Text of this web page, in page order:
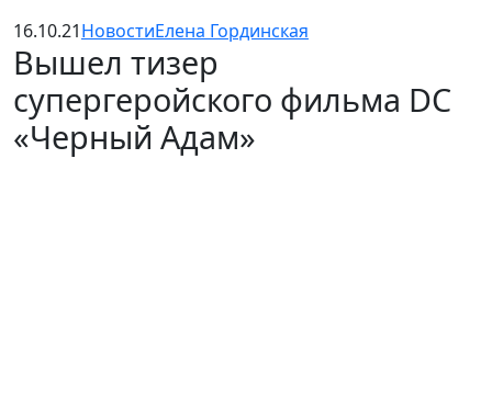
16.10.21НовостиЕлена Гординская
Вышел тизер
супергеройского фильма DC
«Черный Адам»